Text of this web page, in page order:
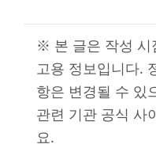
※ 본 글은 작성 시
고용 정보입니다.
항은 변경될 수 있
관련 기관 공식 사
요.